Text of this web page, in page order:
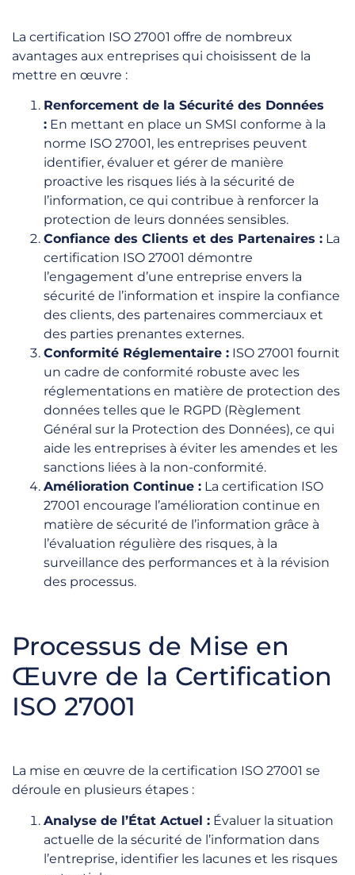
La certification ISO 27001 offre de nombreux
avantages aux entreprises qui choisissent de la
mettre en œuvre :
Renforcement de la Sécurité des Données
: En mettant en place un SMSI conforme à la
norme ISO 27001, les entreprises peuvent
identifier, évaluer et gérer de manière
proactive les risques liés à la sécurité de
l’information, ce qui contribue à renforcer la
protection de leurs données sensibles.
Confiance des Clients et des Partenaires : La
certification ISO 27001 démontre
l’engagement d’une entreprise envers la
sécurité de l’information et inspire la confiance
des clients, des partenaires commerciaux et
des parties prenantes externes.
Conformité Réglementaire : ISO 27001 fournit
un cadre de conformité robuste avec les
réglementations en matière de protection des
données telles que le RGPD (Règlement
Général sur la Protection des Données), ce qui
aide les entreprises à éviter les amendes et les
sanctions liées à la non-conformité.
Amélioration Continue : La certification ISO
27001 encourage l’amélioration continue en
matière de sécurité de l’information grâce à
l’évaluation régulière des risques, à la
surveillance des performances et à la révision
des processus.
Processus de Mise en
Œuvre de la Certification
ISO 27001
La mise en œuvre de la certification ISO 27001 se
déroule en plusieurs étapes :
Analyse de l’État Actuel : Évaluer la situation
actuelle de la sécurité de l’information dans
l’entreprise, identifier les lacunes et les risques